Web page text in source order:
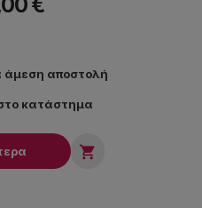
άμεση αποστολή
κατάστημα
